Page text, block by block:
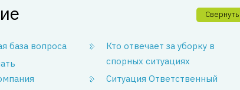
Свернуть
база вопроса
Кто отвечает за уборку в
спорных ситуациях
Ситуация Ответственный